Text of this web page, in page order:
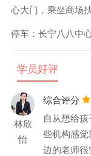
心大门，乘坐商场
停车：长宁八八中
学员好评
林欣
怡
综合评分
自从想给
些机构感
边的老师很